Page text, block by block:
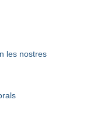
les nostres